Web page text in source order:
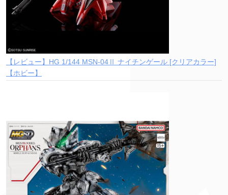
【レビュー】HG 1/144 MSN-04Ⅱ ナイチンゲール [クリアカラー]
【ホビー】